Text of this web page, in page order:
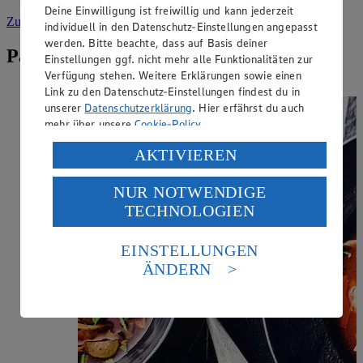
Zur Suche vorgefiltert nach Kategorie: Fleisch & Wurst
Passende Rezepte zu Jagdwurst
Deine Einwilligung ist freiwillig und kann jederzeit
individuell in den Datenschutz-Einstellungen angepasst
werden. Bitte beachte, dass auf Basis deiner
Einstellungen ggf. nicht mehr alle Funktionalitäten zur
Verfügung stehen. Weitere Erklärungen sowie einen
Link zu den Datenschutz-Einstellungen findest du in
unserer Datenschutzerklärung. Hier erfährst du auch
mehr über unsereCookie-Policy.
Verarbeitung deiner personenbezogenen Daten in den
USA durch Facebook und YouTube:
Wenn du auf „Aktivieren“ klickst, willigst du im Sinne
des Art. 49 Abs. 1 Satz 1 lit. a) DSGVO ein, dass deine
Daten in den USA verarbeitet werden. Der EuGH sieht
die USA als Land mit einem nach europäischen
Standards nicht angemessenen Datenschutzniveau an.
Es besteht das Risiko eines Zugriffs durch US-
Informationen zum Herausgeber der Seite findest du
Impressum
AKTIVIEREN
NUR NOTWENDIGE
TECHNOLOGIEN
EINSTELLUNGEN
ÄNDERN